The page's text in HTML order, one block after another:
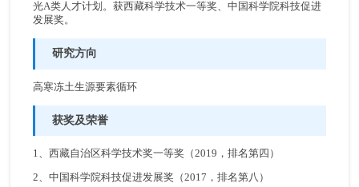
光A类人才计划。获西藏科学技术一等奖、中国科学院科技促进
发展奖。
研究方向
高寒冻土生源要素循环
获奖及荣誉
1、西藏自治区科学技术奖一等奖（2019，排名第四）
2、中国科学院科技促进发展奖（2017，排名第八）